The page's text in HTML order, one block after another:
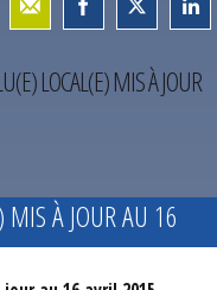
LOCAL(E) MIS À JOUR
MIS À JOUR AU 16